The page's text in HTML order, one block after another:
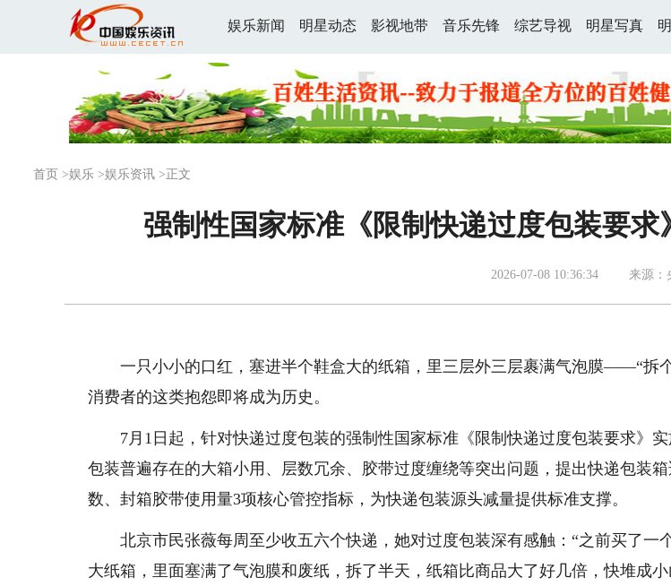
娱乐新闻 明星动态 影视地带 音乐先锋 综艺导视 明星写真
首页 >娱乐 >娱乐资讯 >正文
强制性国家标准《限制快递过度包装要
2026-07-08 10:36:34 来源：
一只小小的口红，塞进半个鞋盒大的纸箱，里三层外三层裹满气泡膜——“拆个
消费者的这类抱怨即将成为历史。
7月1日起，针对快递过度包装的强制性国家标准《限制快递过度包装要求》实
包装普遍存在的大箱小用、层数冗余、胶带过度缠绕等突出问题，提出快递包装
数、封箱胶带使用量3项核心管控指标，为快递包装源头减量提供标准支撑。
北京市民张薇每周至少收五六个快递，她对过度包装深有感触：“之前买了一
大纸箱，里面塞满了气泡膜和废纸，拆了半天，纸箱比商品大了好几倍，快堆成小